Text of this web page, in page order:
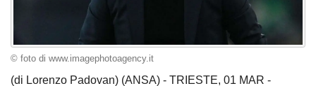
© foto di www.imagephotoagency.it
(di Lorenzo Padovan) (ANSA) - TRIESTE, 01 MAR -